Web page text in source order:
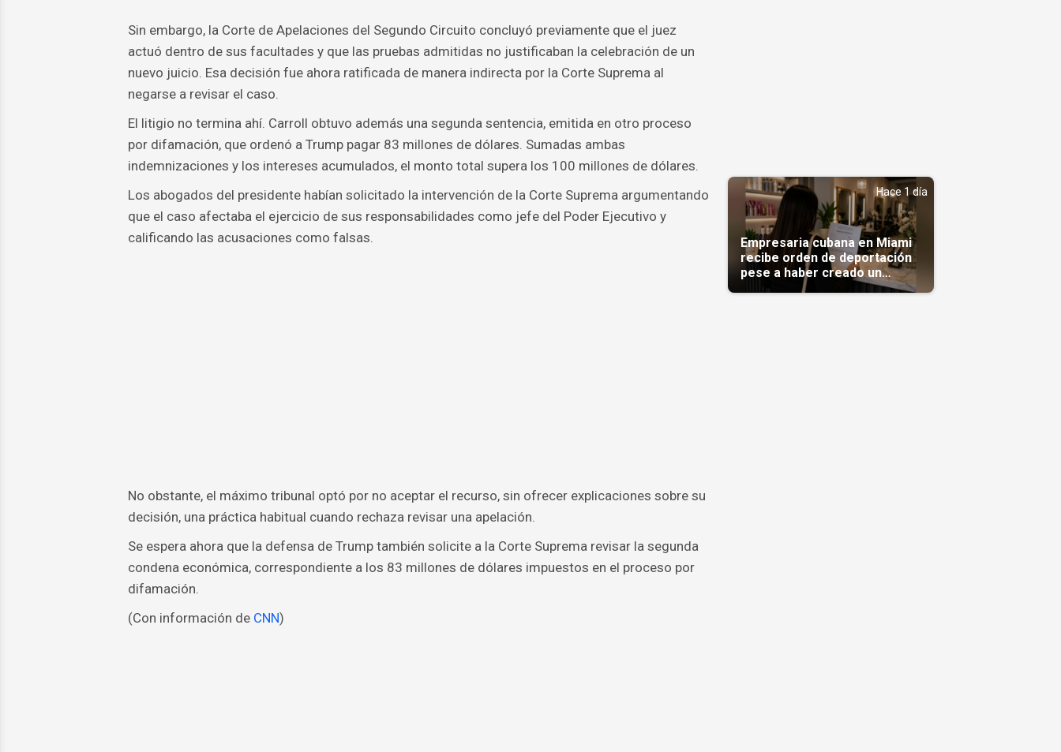
Sin embargo, la Corte de Apelaciones del Segundo Circuito concluyó previamente que el juez
actuó dentro de sus facultades y que las pruebas admitidas no justificaban la celebración de un
nuevo juicio. Esa decisión fue ahora ratificada de manera indirecta por la Corte Suprema al
negarse a revisar el caso.
El litigio no termina ahí. Carroll obtuvo además una segunda sentencia, emitida en otro proceso
por difamación, que ordenó a Trump pagar 83 millones de dólares. Sumadas ambas
indemnizaciones y los intereses acumulados, el monto total supera los 100 millones de dólares.
Los abogados del presidente habían solicitado la intervención de la Corte Suprema argumentando
que el caso afectaba el ejercicio de sus responsabilidades como jefe del Poder Ejecutivo y
calificando las acusaciones como falsas.
No obstante, el máximo tribunal optó por no aceptar el recurso, sin ofrecer explicaciones sobre su
decisión, una práctica habitual cuando rechaza revisar una apelación.
Se espera ahora que la defensa de Trump también solicite a la Corte Suprema revisar la segunda
condena económica, correspondiente a los 83 millones de dólares impuestos en el proceso por
difamación.
(Con información deCNN)
Hace 1 día
Empresaria cubana en Miami
recibe orden de deportación
pese a haber creado un